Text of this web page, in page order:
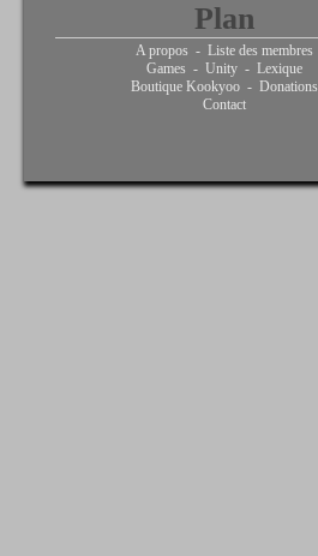
Plan
A propos - Liste des membres
Games - Unity - Lexique
Boutique Kookyoo - Donations
Contact